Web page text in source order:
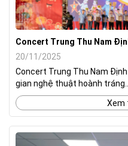
Concert Trung Thu Nam
20/11/2025
Concert Trung Thu Nam
gian nghệ thuật hoành tráng...
Xem